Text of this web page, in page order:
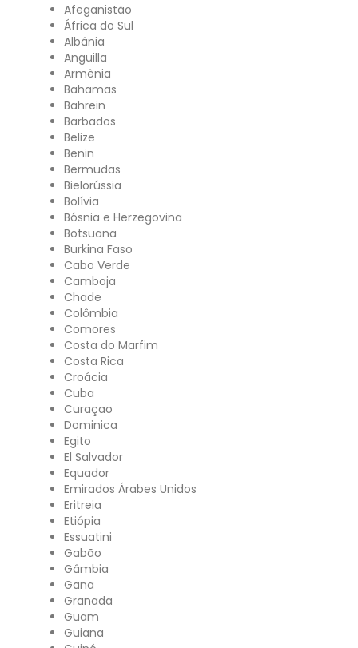
Afeganistão
África do Sul
Albânia
Anguilla
Armênia
Bahamas
Bahrein
Barbados
Belize
Benin
Bermudas
Bielorússia
Bolívia
Bósnia e Herzegovina
Botsuana
Burkina Faso
Cabo Verde
Camboja
Chade
Colômbia
Comores
Costa do Marfim
Costa Rica
Croácia
Cuba
Curaçao
Dominica
Egito
El Salvador
Equador
Emirados Árabes Unidos
Eritreia
Etiópia
Essuatini
Gabão
Gâmbia
Gana
Granada
Guam
Guiana